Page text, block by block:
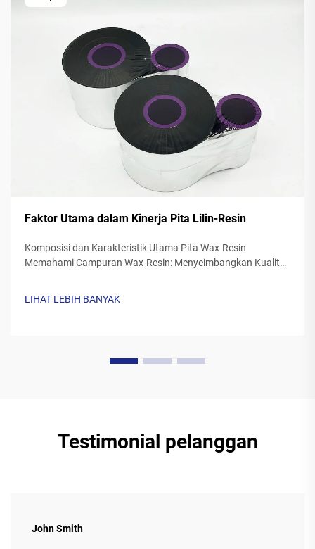
Faktor Utama dalam Kinerja Pita Lilin-Resin
Komposisi dan Karakteristik Utama Pita Wax-Resin
Memahami Campuran Wax-Resin: Menyeimbangkan Kualitas
LIHAT LEBIH BANYAK
Testimonial pelanggan
John Smith